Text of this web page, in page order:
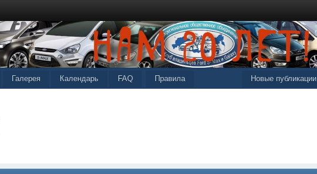
Новые публикации
FAQ Правила
Галерея Календарь